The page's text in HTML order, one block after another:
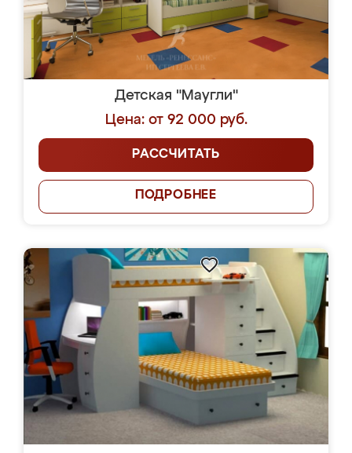
Детская "Маугли"
Цена: от 92 000 руб.
РАССЧИТАТЬ
ПОДРОБНЕЕ